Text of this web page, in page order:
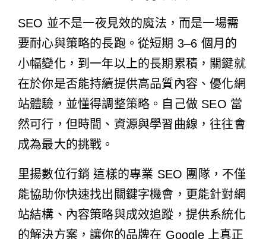
SEO 並不是一夜見效的魔法，而是一場需
要耐心與策略的長跑。從短期 3–6 個月的
小幅變化，到一年以上的長期累積，關鍵就
在於你是否能持續提供高品質內容、優化網
站體驗，並懂得調整策略。自己做 SEO 當
然可行，但時間、資源與學習曲線，往往會
成為最大的挑戰。
里揚數位行銷 這樣的專業 SEO 團隊，不僅
能協助你快速找出關鍵字機會，更能針對網
站結構、內容策略與成效追蹤，提供系統化
的解決方案，讓你的品牌在 Google 上真正